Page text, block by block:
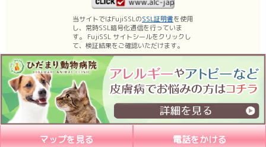
マップを見る 電話をかける
当サイトではFujiSSLのSSL証明書を使用
し、常時SSL暗号化通信を行っていま
す。 FujiSSL サイトシールをクリックし
て、検証結果をご確認いただけます。
名古屋市昭和区の動物病院、ひだまり動物病院は、薬浴などの皮膚科診療、乳
腺腫瘍手術・体表腫瘤切除などの日帰り手術に力を入れております。
もちろん内科、外科、腫瘍科などの一般診療、予防医療（各種ワクチン）など
も行っています。
Copyright (C) 2026ひだまり動物病院, All Rights Reserved.nagoya